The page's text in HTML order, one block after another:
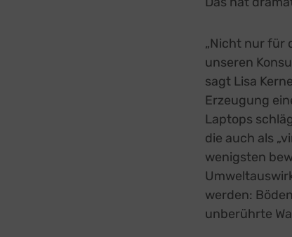
„Nicht nur für
unseren
sagt Lisa
Erzeugung
Laptops
die auch als
wenigsten
werden:
unberührte